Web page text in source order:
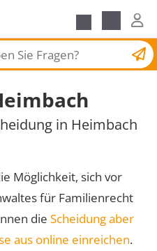
Scheidungsantrag
in Heimbach
Möglichkeit, sich vor
für Familienrecht
die Scheidung aber
aus online einreichen.